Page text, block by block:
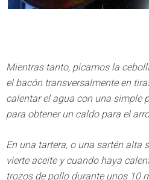
Mientras tanto, picamos la
el bacón transversalmente en
calentar el agua con una simple
para obtener un caldo para el
En una tartera, o una sartén alta
vierte aceite y cuando haya
trozos de pollo durante unos 10